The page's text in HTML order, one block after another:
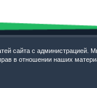
сайта с администрацией.
в отношении наших